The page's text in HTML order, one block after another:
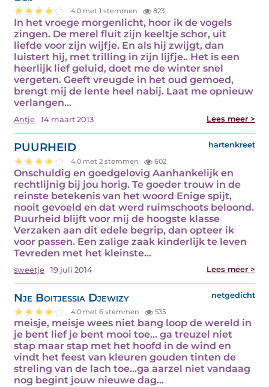
4.0 met 1 stemmen 823
In het vroege morgenlicht, hoor ik de vogels
zingen. De merel fluit zijn keeltje schor, uit
liefde voor zijn wijfje. En als hij zwijgt, dan
luistert hij, met trilling in zijn lijfje.. Het is een
heerlijk lief geluid, doet me de winter snel
vergeten. Geeft vreugde in het oud gemoed,
brengt mij de lente heel nabij. Laat me opnieuw
verlangen…
Antje 14 maart 2013 Lees meer >
PUURHEID hartenkreet
4.0 met 2 stemmen 602
Onschuldig en goedgelovig Aanhankelijk en
rechtlijnig bij jou horig. Te goeder trouw in de
reinste betekenis van het woord Enige spijt,
nooit gevoeld en dat werd ruimschoots beloond.
Puurheid blijft voor mij de hoogste klasse
Verzaken aan dit edele begrip, dan opteer ik
voor passen. Een zalige zaak kinderlijk te leven
Tevreden met het kleinste…
sweetje 19 juli 2014 Lees meer >
Nje Boitjessia Djewizy netgedicht
4.0 met 6 stemmen 535
meisje, meisje wees niet bang loop de wereld in
je bent lief je bent mooi toe… ga treuzel niet
stap maar stap met het hoofd in de wind en
vindt het feest van kleuren gouden tinten de
streling van de lach toe…ga aarzel niet vandaag
nog begint jouw nieuwe dag…